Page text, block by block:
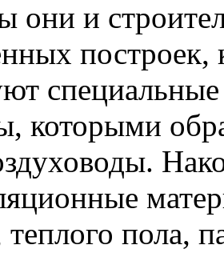
они и
которыми
пола,